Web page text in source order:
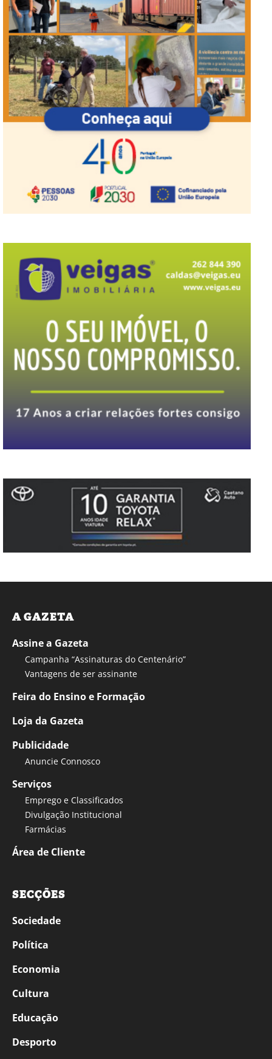
A GAZETA
Assine a Gazeta
Campanha “Assinaturas do Centenário”
Vantagens de ser assinante
Feira do Ensino e Formação
Loja da Gazeta
Publicidade
Anuncie Connosco
Serviços
Emprego e Classificados
Divulgação Institucional
Farmácias
Área de Cliente
SECÇÕES
Sociedade
Política
Economia
Cultura
Educação
Desporto